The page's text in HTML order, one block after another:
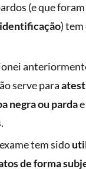
(e que foram
)
serve para
negra ou parda
tem sido
de forma